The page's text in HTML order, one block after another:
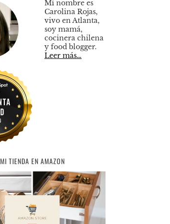
Mi nombre es
Carolina Rojas,
vivo en Atlanta,
soy mamá,
cocinera chilena
y food blogger.
Leer más…
MI TIENDA EN AMAZON